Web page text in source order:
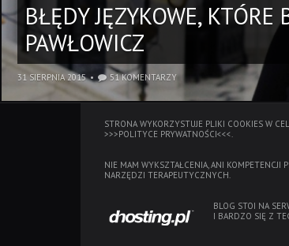
BŁĘDY JĘZYKOWE,
PAWŁOWICZ
31 SIERPNIA 2015 51 KOMENTARZY
STRONA WYKORZYSTUJE PLIKI COOKIES W
>>>POLITYCE PRYWATNOŚCI<<<.
NIE MAM WYKSZTAŁCENIA, ANI KOMPETENCJI
NARZĘDZI TERAPEUTYCZNYCH.
BLOG STOI NA
I BARDZO SIĘ Z